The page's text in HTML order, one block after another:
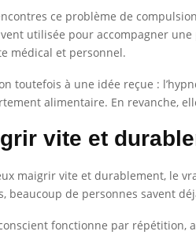
ce problème de
utilisée pour accompagner
médical et personnel.
toutefois à une idée reçue :
alimentaire. En revanche,
vite et
maigrir vite et durablement, le
beaucoup de personnes savent
fonctionne par répétition,